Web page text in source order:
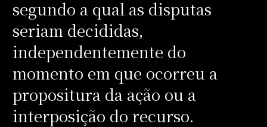
segundo a qual as disputas
seriam decididas,
independentemente do
momento em que ocorreu a
propositura da ação ou a
interposição do recurso.